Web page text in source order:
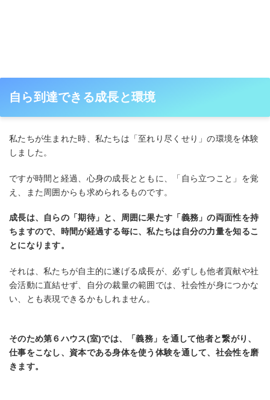
自ら到達できる成長と環境
私たちが生まれた時、私たちは「至れり尽くせり」の環境を体験
しました。
ですが時間と経過、心身の成長とともに、「自ら立つこと」を覚
え、また周囲からも求められるものです。
成長は、自らの「期待」と、周囲に果たす「義務」の両面性を持
ちますので、時間が経過する毎に、私たちは自分の力量を知るこ
とになります。
それは、私たちが自主的に遂げる成長が、必ずしも他者貢献や社
会活動に直結せず、自分の裁量の範囲では、社会性が身につかな
い、とも表現できるかもしれません。
そのため第６ハウス(室)では、「義務」を通して他者と繋がり、
仕事をこなし、資本である身体を使う体験を通して、社会性を磨
きます。